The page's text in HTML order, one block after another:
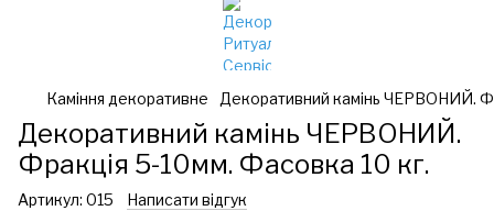
Каміння декоративне Декоративний камінь ЧЕРВОНИЙ.
Декоративний камінь ЧЕРВОНИЙ.
Фракція 5-10мм. Фасовка 10 кг.
Артикул: 015 Написати відгук